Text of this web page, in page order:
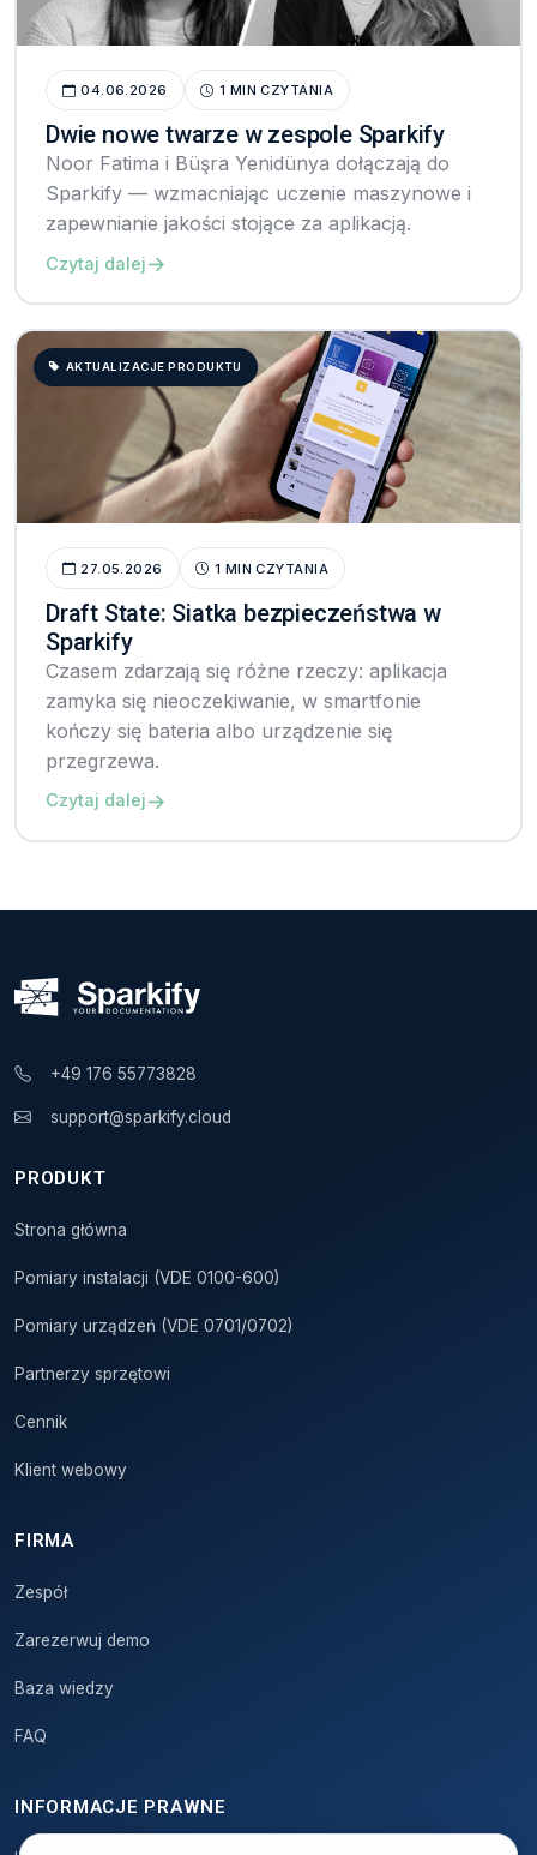
04.06.2026 1 MIN CZYTANIA
Dwie nowe twarze w zespole Sparkify
Noor Fatima i Büşra Yenidünya dołączają do
Sparkify — wzmacniając uczenie maszynowe i
zapewnianie jakości stojące za aplikacją.
Czytaj dalej→
AKTUALIZACJE PRODUKTU
27.05.2026 1 MIN CZYTANIA
Draft State: Siatka bezpieczeństwa w
Sparkify
Czasem zdarzają się różne rzeczy: aplikacja
zamyka się nieoczekiwanie, w smartfonie
kończy się bateria albo urządzenie się
przegrzewa.
Czytaj dalej→
+49 176 55773828
support@sparkify.cloud
PRODUKT
Strona główna
Pomiary instalacji (VDE 0100-600)
Pomiary urządzeń (VDE 0701/0702)
Partnerzy sprzętowi
Cennik
Klient webowy
FIRMA
Zespół
Zarezerwuj demo
Baza wiedzy
FAQ
INFORMACJE PRAWNE